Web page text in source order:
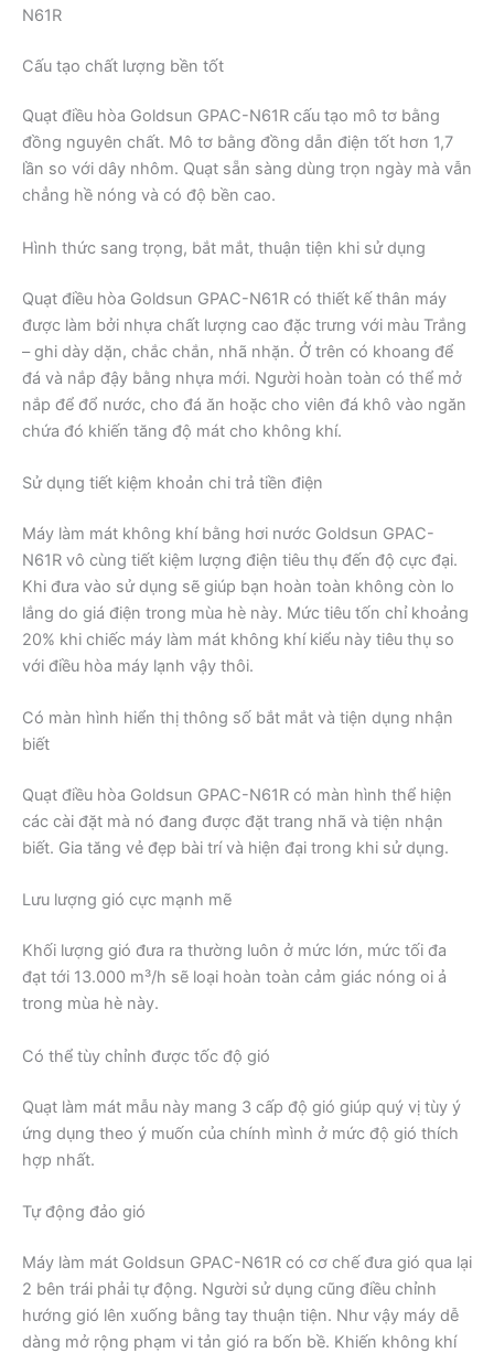
N61R
Cấu tạo chất lượng bền tốt
Quạt điều hòa Goldsun GPAC-N61R cấu tạo mô tơ bằng
đồng nguyên chất. Mô tơ bằng đồng dẫn điện tốt hơn 1,7
lần so với dây nhôm. Quạt sẵn sàng dùng trọn ngày mà vẫn
chẳng hề nóng và có độ bền cao.
Hình thức sang trọng, bắt mắt, thuận tiện khi sử dụng
Quạt điều hòa Goldsun GPAC-N61R có thiết kế thân máy
được làm bởi nhựa chất lượng cao đặc trưng với màu Trắng
– ghi dày dặn, chắc chắn, nhã nhặn. Ở trên có khoang để
đá và nắp đậy bằng nhựa mới. Người hoàn toàn có thể mở
nắp để đổ nước, cho đá ăn hoặc cho viên đá khô vào ngăn
chứa đó khiến tăng độ mát cho không khí.
Sử dụng tiết kiệm khoản chi trả tiền điện
Máy làm mát không khí bằng hơi nước Goldsun GPAC-
N61R vô cùng tiết kiệm lượng điện tiêu thụ đến độ cực đại.
Khi đưa vào sử dụng sẽ giúp bạn hoàn toàn không còn lo
lắng do giá điện trong mùa hè này. Mức tiêu tốn chỉ khoảng
20% khi chiếc máy làm mát không khí kiểu này tiêu thụ so
với điều hòa máy lạnh vậy thôi.
Có màn hình hiển thị thông số bắt mắt và tiện dụng nhận
biết
Quạt điều hòa Goldsun GPAC-N61R có màn hình thể hiện
các cài đặt mà nó đang được đặt trang nhã và tiện nhận
biết. Gia tăng vẻ đẹp bài trí và hiện đại trong khi sử dụng.
Lưu lượng gió cực mạnh mẽ
Khối lượng gió đưa ra thường luôn ở mức lớn, mức tối đa
đạt tới 13.000 m³/h sẽ loại hoàn toàn cảm giác nóng oi ả
trong mùa hè này.
Có thể tùy chỉnh được tốc độ gió
Quạt làm mát mẫu này mang 3 cấp độ gió giúp quý vị tùy ý
ứng dụng theo ý muốn của chính mình ở mức độ gió thích
hợp nhất.
Tự động đảo gió
Máy làm mát Goldsun GPAC-N61R có cơ chế đưa gió qua lại
2 bên trái phải tự động. Người sử dụng cũng điều chỉnh
hướng gió lên xuống bằng tay thuận tiện. Như vậy máy dễ
dàng mở rộng phạm vi tản gió ra bốn bề. Khiến không khí